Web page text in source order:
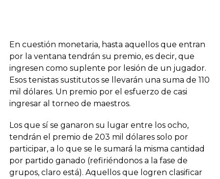
En cuestión monetaria, hasta aquellos que entran
por la ventana tendrán su premio, es decir, que
ingresen como suplente por lesión de un jugador.
Esos tenistas sustitutos se llevarán una suma de 110
mil dólares. Un premio por el esfuerzo de casi
ingresar al torneo de maestros.
Los que sí se ganaron su lugar entre los ocho,
tendrán el premio de 203 mil dólares solo por
participar, a lo que se le sumará la misma cantidad
por partido ganado (refiriéndonos a la fase de
grupos, claro está). Aquellos que logren clasificar